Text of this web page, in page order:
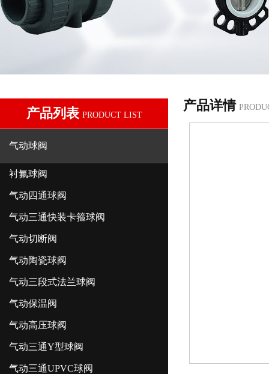
产品列表 PRODUCT LIST
气动球阀
衬氟球阀
气动四通球阀
气动三通快装卡箍球阀
气动切断阀
气动陶瓷球阀
气动三段式法兰球阀
气动保温阀
气动高压球阀
气动三通Y型球阀
气动三通UPVC球阀
产品详情